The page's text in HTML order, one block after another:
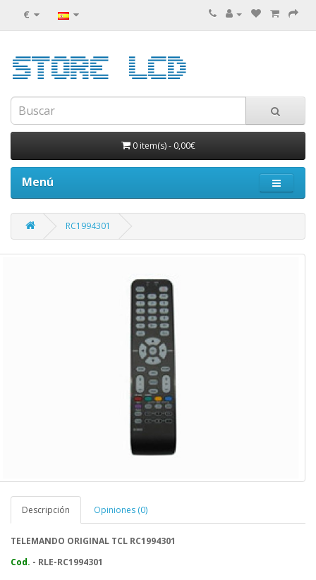
€
0 item(s)- 0,00€
Menú
RC1994301
Descripción Opiniones (0)
TELEMANDO ORIGINAL TCL RC1994301
Cod. - RLE-RC1994301